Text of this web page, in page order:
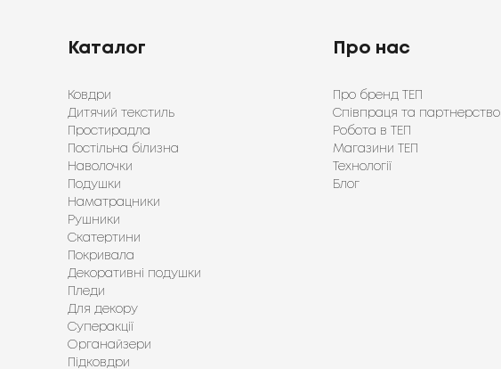
Каталог
Ковдри
Дитячий текстиль
Простирадла
Постільна білизна
Наволочки
Подушки
Наматрацники
Рушники
Скатертини
Покривала
Декоративні подушки
Пледи
Для декору
Суперакції
Органайзери
Підковдри
Про нас
Про бренд ТЕП
Співпраця та партнерство
Робота в ТЕП
Магазини ТЕП
Технології
Блог